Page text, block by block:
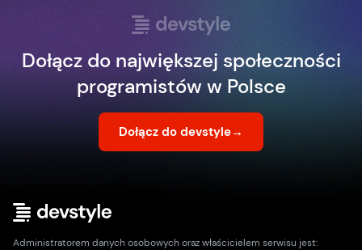
Dołącz do największej społeczności
programistów w Polsce
Dołącz do devstyle→
Administratorem danych osobowych oraz właścicielem serwisu jest: